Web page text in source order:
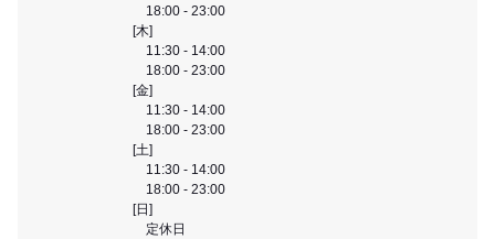
18:00 - 23:00
[木]
11:30 - 14:00
18:00 - 23:00
[金]
11:30 - 14:00
18:00 - 23:00
[土]
11:30 - 14:00
18:00 - 23:00
[日]
定休日